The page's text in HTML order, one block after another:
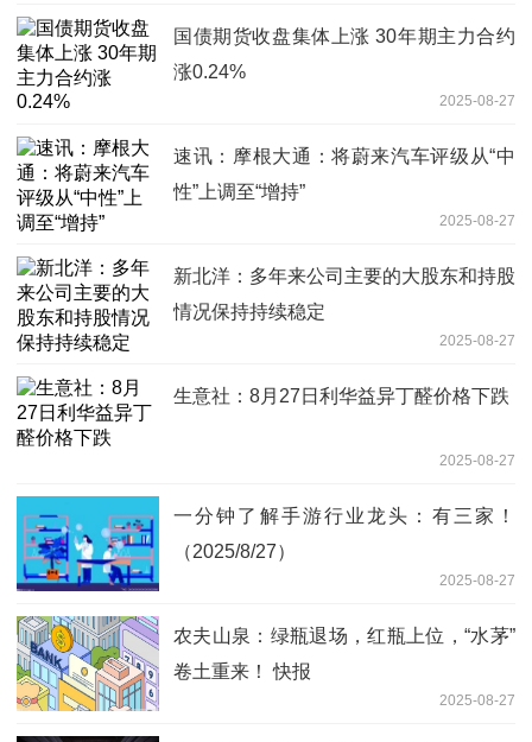
国债期货收盘集体上涨 30年期主力合约
涨0.24%
2025-08-27
速讯：摩根大通：将蔚来汽车评级从“中
性”上调至“增持”
2025-08-27
新北洋：多年来公司主要的大股东和持股
情况保持持续稳定
2025-08-27
生意社：8月27日利华益异丁醛价格下跌
2025-08-27
一分钟了解手游行业龙头：有三家！
（2025/8/27）
2025-08-27
农夫山泉：绿瓶退场，红瓶上位，“水茅”
卷土重来！ 快报
2025-08-27